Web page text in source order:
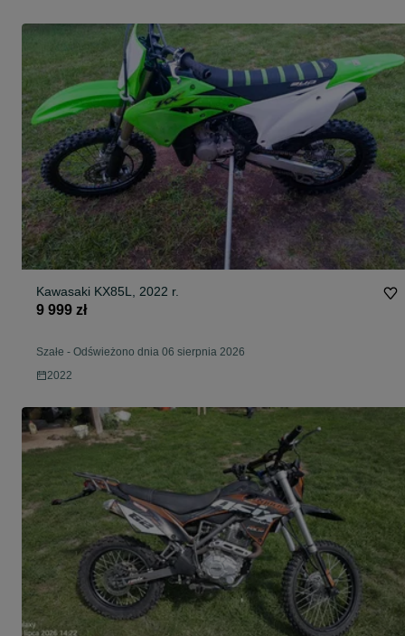
Kawasaki KX85L, 2022 r.
9 999 zł
Szałe - Odświeżono dnia 06 sierpnia 2026
2022